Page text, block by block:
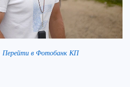
Перейти в Фотобанк КП